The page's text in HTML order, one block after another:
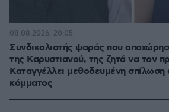
Συνδικαλιστής ψαράς που
της Καρυστιανού, της ζητά να τον
Καταγγέλλει μεθοδευμένη σπίλωση
κόμματος
08.08.2026, 20:05